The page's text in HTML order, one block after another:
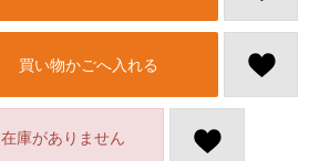
買い物かごへ入れる
在庫がありません